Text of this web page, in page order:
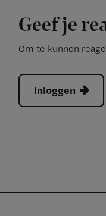
Geef je
Om te kunnen
Inloggen